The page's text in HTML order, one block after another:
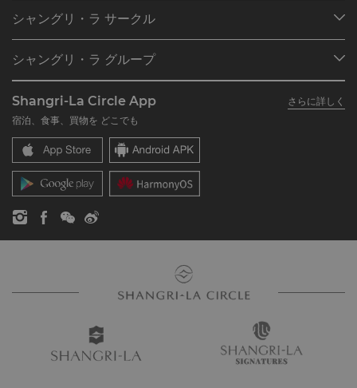
ご予約の検索
レストラン＆バー
シャングリ・ラ サークル
シャングリ・ラ サークルに入会
よくあるお問合せや質問
SLCに関するお問い合わせ
シャングリ・ラ グループ
シャングリ・ラ ブランド
シャングリ・ラ センター
レジデンス
お問い合わせ
採用情報
企業の社会的責任
ニュース
Shangri-La Circle App
さらに詳しく
宿泊、食事、買物を どこでも